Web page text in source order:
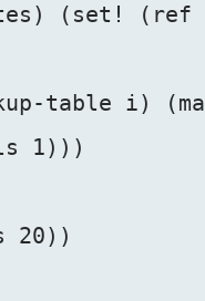
(set!
table i)
1)))
20))